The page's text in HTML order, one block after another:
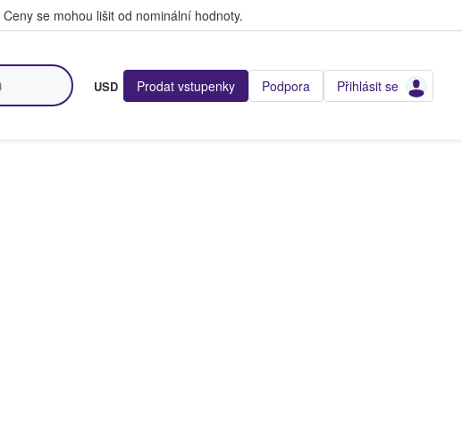
Ceny se mohou lišit od nominální hodnoty.
USD Prodat vstupenky Podpora Přihlásit se